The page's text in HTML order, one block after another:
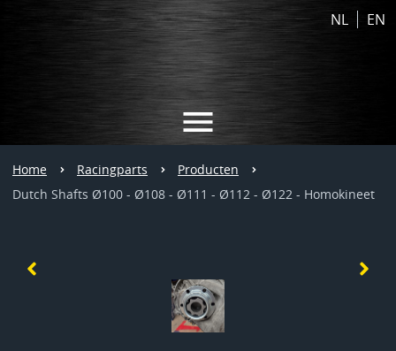
NL EN
Home Racingparts
Producten
Dutch Shafts Ø100 - Ø108 - Ø111 - Ø112 - Ø122 - Homokineet